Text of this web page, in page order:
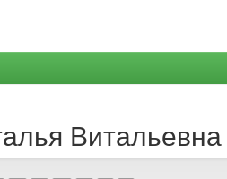
Витальевна